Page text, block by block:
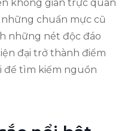
không gian trực quan
chuẩn mực cũ
những nét độc đáo
đại trở thành điểm
để tìm kiếm nguồn